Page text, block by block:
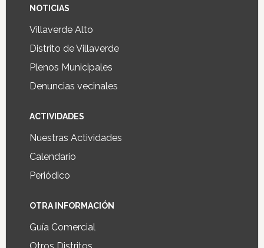
NOTICIAS
Villaverde Alto
Distrito de Villaverde
Plenos Municipales
Denuncias vecinales
ACTIVIDADES
Nuestras Actividades
Calendario
Periódico
OTRA INFORMACIÓN
Guía Comercial